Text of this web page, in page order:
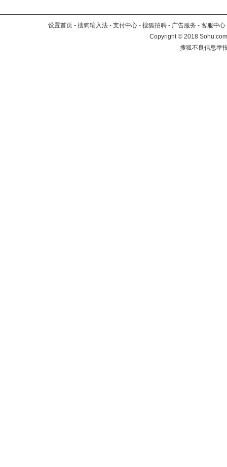
设置首页 - 搜狗输入法 - 支付中心 - 搜狐招聘 - 广告服务 - 客服中心
Copyright©2018
搜狐不良信息举